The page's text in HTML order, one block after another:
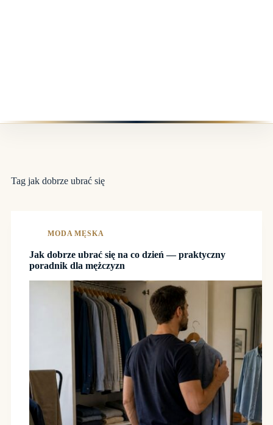
Tag jak dobrze ubrać się
MODA MĘSKA
Jak dobrze ubrać się na co dzień — praktyczny
poradnik dla mężczyzn